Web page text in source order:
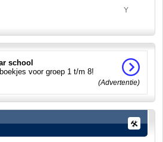
Y
school
voor groep 1 t/m 8!
(Advertentie)